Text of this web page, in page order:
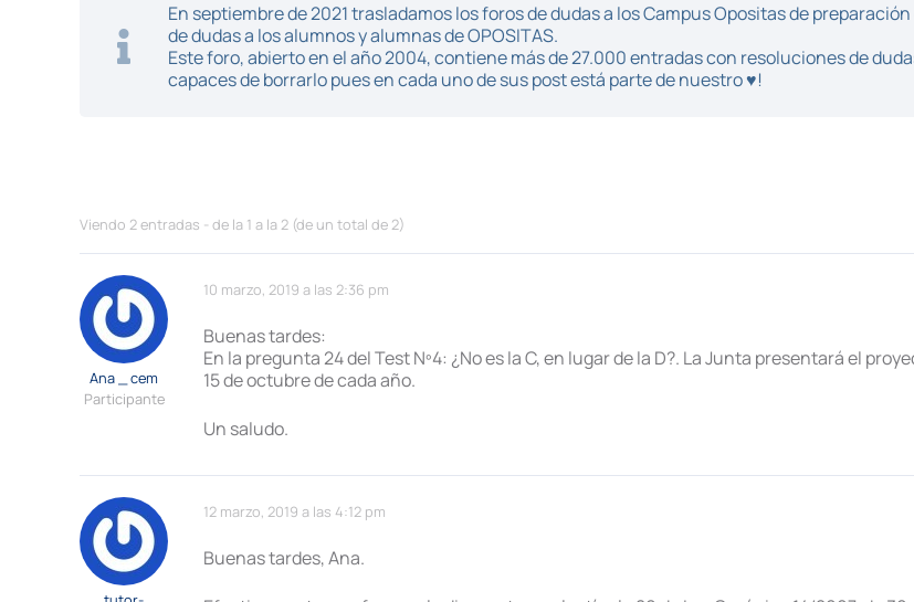
En septiembre de 2021 trasladamos los foros de dudas a los Campus Opositas de
de dudas a los alumnos y alumnas de OPOSITAS.
Este foro, abierto en el año 2004, contiene más de 27.000 entradas con resoluciones de
capaces de borrarlo pues en cada uno de sus post está parte de nuestro ♥!
Viendo 2 entradas - de la 1 a la 2 (de un total de 2)
10 marzo, 2019 a las 2:36 pm
Ana _ cem
Participante
Buenas tardes:
En la pregunta 24 del Test Nº4: ¿No es la C, en lugar de la D?. La Junta presentará el
15 de octubre de cada año.
Un saludo.
12 marzo, 2019 a las 4:12 pm
Buenas tardes, Ana.